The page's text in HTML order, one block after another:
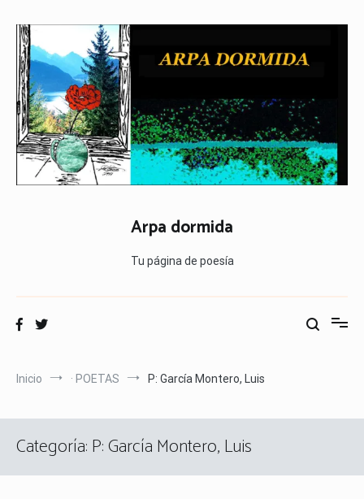
contenido
Arpa dormida
Tu página de poesía
Inicio · POETAS P: García Montero, Luis
Categoría:P: García Montero, Luis